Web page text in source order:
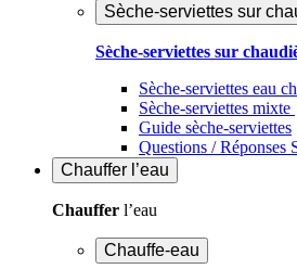
Sèche-serviettes sur
Sèche-serviettes sur
Sèche-serviettes eau
Sèche-serviettes mixte
Guide sèche-serviettes
Questions / Réponses
Chauffer l’eau
Chauffer l’eau
Chauffe-eau